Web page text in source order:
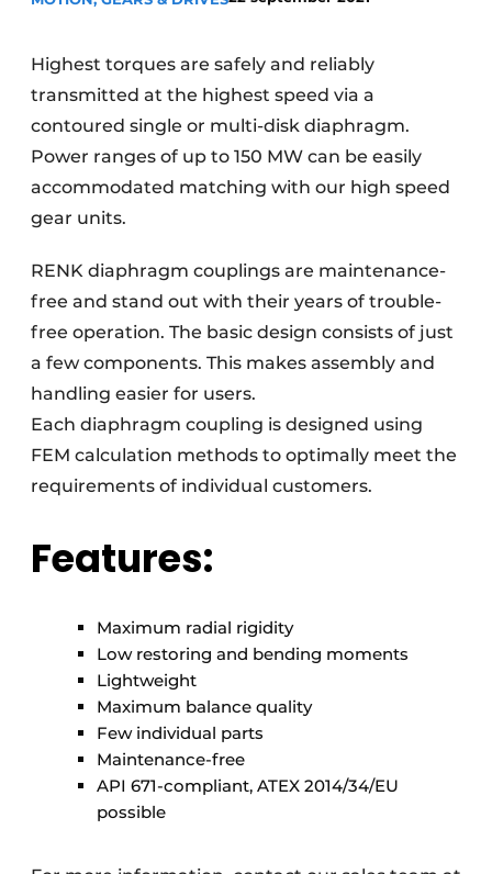
Vacature aanmelden
Vacatures
Video’s
Highest torques are safely and reliably
transmitted at the highest speed via a
contoured single or multi-disk diaphragm.
Power ranges of up to 150 MW can be easily
accommodated matching with our high speed
gear units.
RENK diaphragm couplings are maintenance-
free and stand out with their years of trouble-
free operation. The basic design consists of just
a few components. This makes assembly and
handling easier for users.
Each diaphragm coupling is designed using
FEM calculation methods to optimally meet the
requirements of individual customers.
Features:
Maximum radial rigidity
Low restoring and bending moments
Lightweight
Maximum balance quality
Few individual parts
Maintenance-free
API 671-compliant, ATEX 2014/34/EU
possible